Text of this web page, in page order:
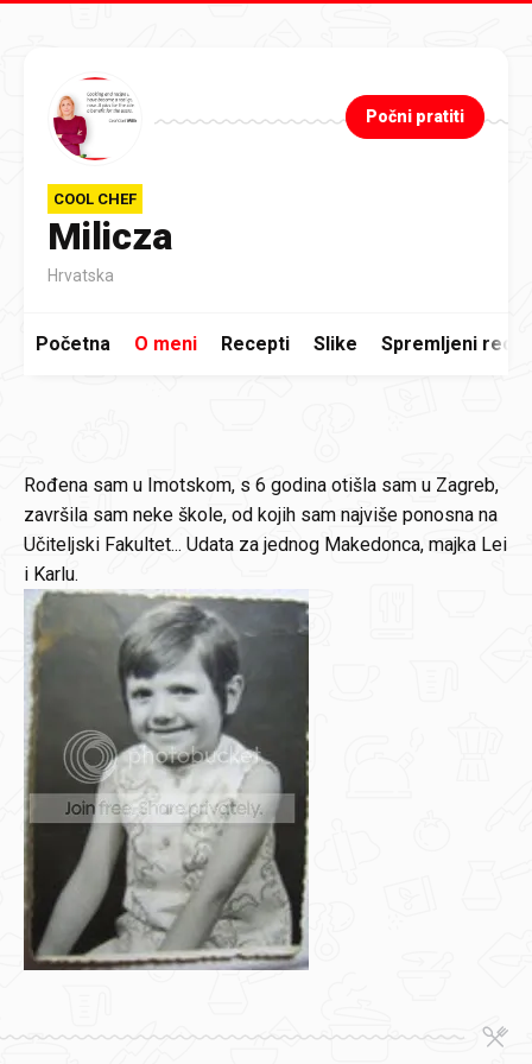
COOL CHEF
Milicza
Hrvatska
Počni pratiti
Početna O meni Recepti Slike Spremljeni
Rođena sam u Imotskom, s 6 godina otišla sam u Zagreb,
završila sam neke škole, od kojih sam najviše ponosna na
Učiteljski Fakultet... Udata za jednog Makedonca, majka Lei
i Karlu.